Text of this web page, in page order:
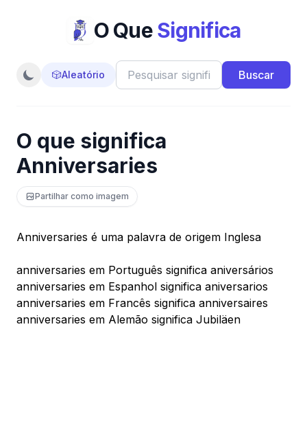
O QueSignifica
🎲Aleatório Buscar
O que significa
Anniversaries
Partilhar como imagem
Anniversaries é uma palavra de origem Inglesa
anniversaries em Português significa aniversários
anniversaries em Espanhol significa aniversarios
anniversaries em Francês significa anniversaires
anniversaries em Alemão significa Jubiläen